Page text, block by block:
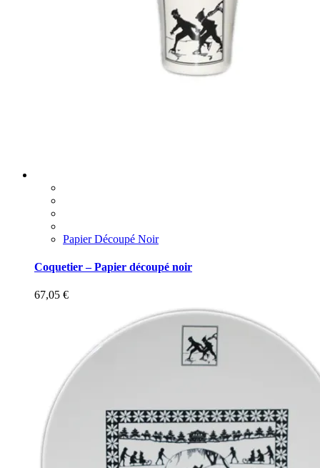
Papier Découpé Noir
Coquetier – Papier découpé noir
67,05 €